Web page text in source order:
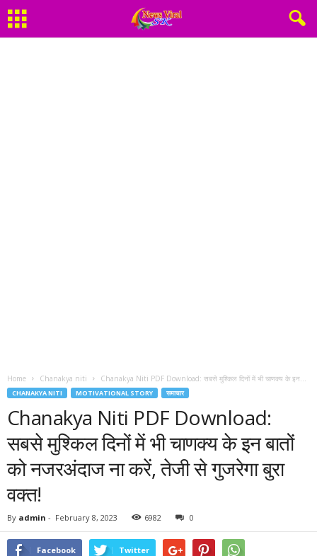
Home Chanakya niti Chanakya Niti PDF Download: सबसे मुश्किल दिनों में भी चाणक्य के इन...
CHANAKYA NITI MOTIVATIONAL STORY समाचार
Chanakya Niti PDF Download:
सबसे मुश्किल दिनों में भी चाणक्य के इन बातों
को नजरअंदाज ना करें, तेजी से गुजरेगा बुरा
वक्‍त!
By admin - February 8, 2023 6982 0
Facebook Twitter